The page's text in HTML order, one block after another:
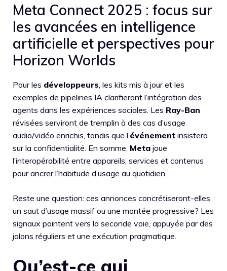
Meta Connect 2025 : focus sur
les avancées en intelligence
artificielle et perspectives pour
Horizon Worlds
Pour les développeurs , les kits mis à jour et les
exemples de pipelines IA clarifieront l’intégration des
agents dans les expériences sociales. Les Ray-Ban
révisées serviront de tremplin à des cas d’usage
audio/vidéo enrichis, tandis que l’événement insistera
sur la confidentialité. En somme, Meta joue
l’interopérabilité entre appareils, services et contenus
pour ancrer l’habitude d’usage au quotidien.
Reste une question: ces annonces concrétiseront-elles
un saut d’usage massif ou une montée progressive? Les
signaux pointent vers la seconde voie, appuyée par des
jalons réguliers et une exécution pragmatique.
Qu’est-ce qui